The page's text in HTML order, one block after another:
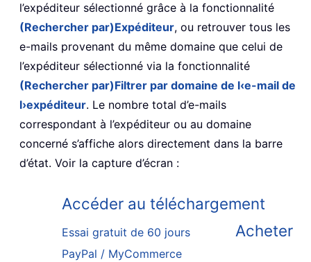
l’expéditeur sélectionné grâce à la fonctionnalité
(Rechercher par)Expéditeur, ou retrouver tous les
e-mails provenant du même domaine que celui de
l’expéditeur sélectionné via la fonctionnalité
(Rechercher par)Filtrer par domaine de l‹e-mail de
l›expéditeur. Le nombre total d’e-mails
correspondant à l’expéditeur ou au domaine
concerné s’affiche alors directement dans la barre
d’état. Voir la capture d’écran :
Accéder au téléchargement
Essai gratuit de 60 jours Acheter
PayPal / MyCommerce